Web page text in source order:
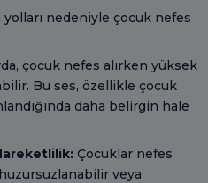
yolları nedeniyle çocuk nefes
çocuk nefes alırken yüksek
Bu ses, özellikle çocuk
daha belirgin hale
Çocuklar nefes
veya